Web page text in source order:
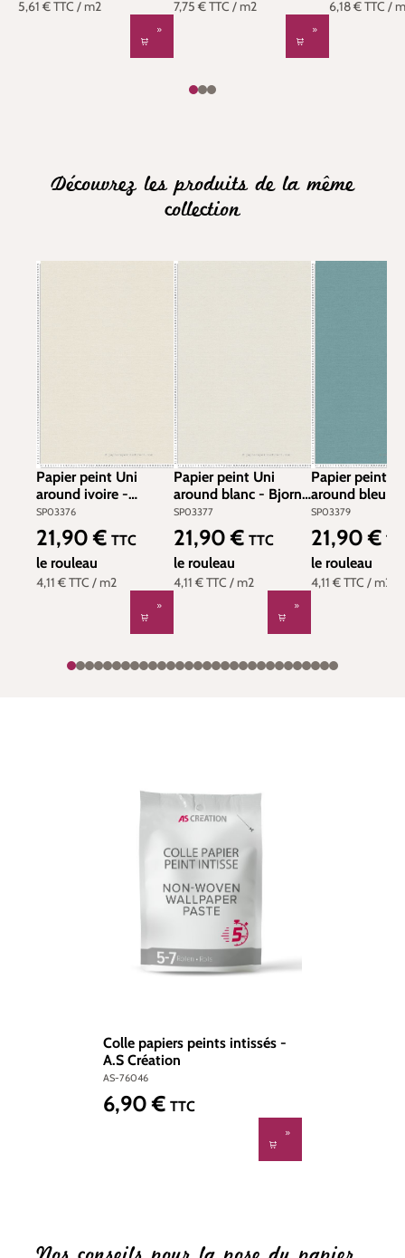
5,61 €TTC / m2 7,75 €TTC / m2 6,18 €TTC /
Découvrez les produits de la même
collection
Papier peint Uni
around ivoire -
Revival-Around the
world AS Création |
Réf. SP03376
SP03376
4,11 €TTC / m2
Prix régulier :
21,90 € TTC
le rouleau
Papier peint Uni
around blanc - Bjorn-
Revival-Around the
world AS Création |
Réf. SP03377
SP03377
4,11 €TTC / m2
Prix régulier :
21,90 € TTC
le rouleau
Papier peint
around bleu
- Around the
AS Création |
SP03379
SP03379
4,11 €TTC / m2
Prix régulier :
21,90 €
le rouleau
Colle papiers peints intissés -
A.S Création
AS-76046
Prix régulier :
6,90 € TTC